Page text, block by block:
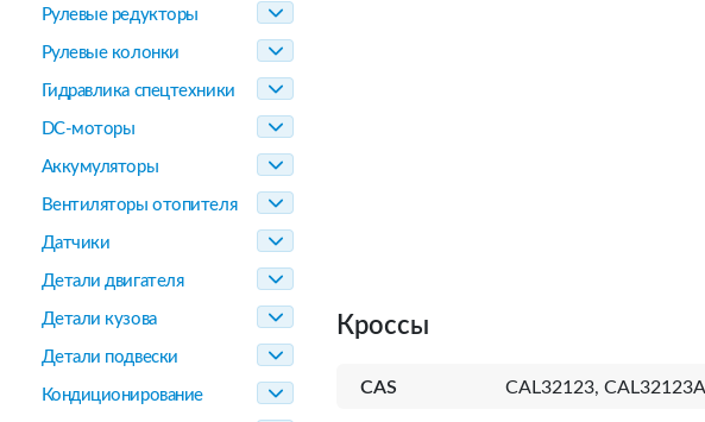
Рулевые редукторы
Рулевые колонки
Гидравлика спецтехники
DC-моторы
Аккумуляторы
Вентиляторы отопителя
Датчики
Детали двигателя
Детали кузова
Детали подвески
Кондиционирование
Кроссы
CAS CAL32123,